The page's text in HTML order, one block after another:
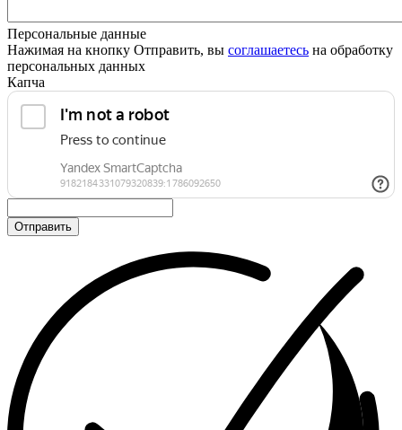
Персональные данные
Нажимая на кнопку Отправить, вы соглашаетесь на обработку
персональных данных
Капча
Отправить